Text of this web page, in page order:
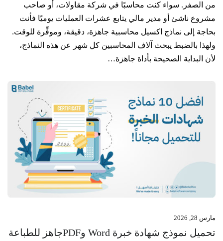
من الصفر. سواء كنت محاسبًا في شركة مقاولات، أو صاحب
مشروع ناشئ أو مدير مالي يتابع عشرات العمليات يوميًا فأنت
بحاجة إلى نماذج اكسيل محاسبية جاهزة، دقيقة، وموفِّرة للوقت.
ولهذا بالضبط يبحث آلاف المحاسبين كل شهر عن هذه النماذج،
لأن البداية الصحيحة بأداة جاهزة…
مارس 28, 2026
تحميل نموذج شهادة خبرة Word وPDFجاهز للطباعة